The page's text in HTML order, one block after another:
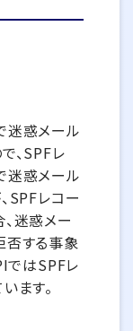
迷惑メール
、SPFレ
迷惑メール
SPFレコー
迷惑メー
否する事象
ではSPFレ
ます。